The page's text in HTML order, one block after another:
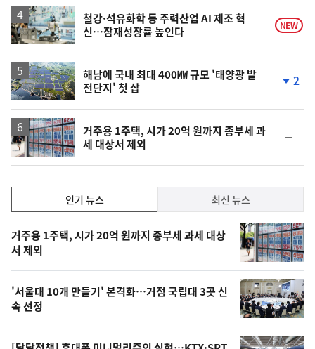
철강·석유화학 등 주력산업 AI 제조 혁
신…잠재성장률 높인다
NEW
해남에 국내 최대 400㎿ 규모 '태양광 발
전단지' 첫 삽
2
거주용 1주택, 시가 20억 원까지 종부세 과
세 대상서 제외
일
기,
최
신,
오
늘
의
인기 뉴스 최신 뉴스
기
뉴
스
거주용 1주택, 시가 20억 원까지 종부세 과세 대상
서 제외
'서울대 10개 만들기' 본격화…거점 국립대 3곳 신
속 선정